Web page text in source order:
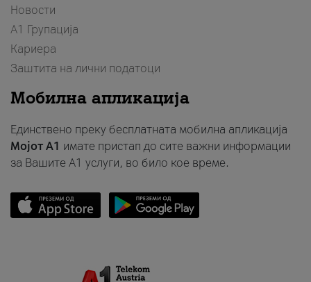
Новости
А1 Групација
Кариера
Заштита на лични податоци
Мобилна апликација
Единствено преку бесплатната мобилна апликација
Мојот A1 имате пристап до сите важни информации
за Вашите A1 услуги, во било кое време.